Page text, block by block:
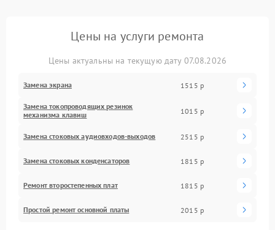
Цены на услуги ремонта
Цены актуальны на текущую дату 07.08.2026
Замена экрана 1515 р
Замена токопроводящих резинок
механизма клавиш
1015 р
Замена стоковых аудиовходов-выходов 2515 р
Замена стоковых конденсаторов 1815 р
Ремонт второстепенных плат 1815 р
Простой ремонт основной платы 2015 р